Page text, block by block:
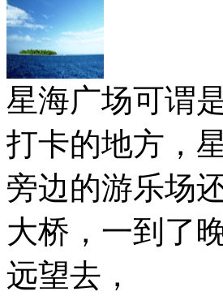
星海广场可谓
打卡的地方，
旁边的游乐场
大桥，一到了
远望去，